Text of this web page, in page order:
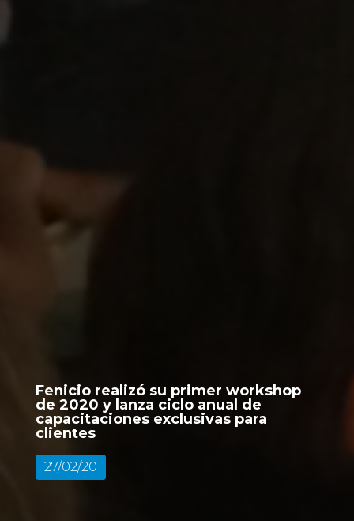
Fenicio realizó su primer workshop
de 2020 y lanza ciclo anual de
capacitaciones exclusivas para
clientes
27/02/20